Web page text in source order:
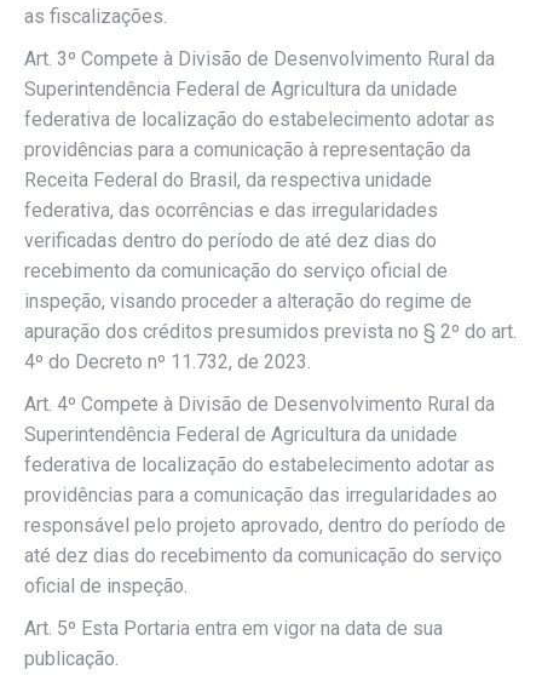
as fiscalizações.
Art. 3º Compete à Divisão de Desenvolvimento Rural da
Superintendência Federal de Agricultura da unidade
federativa de localização do estabelecimento adotar as
providências para a comunicação à representação da
Receita Federal do Brasil, da respectiva unidade
federativa, das ocorrências e das irregularidades
verificadas dentro do período de até dez dias do
recebimento da comunicação do serviço oficial de
inspeção, visando proceder a alteração do regime de
apuração dos créditos presumidos prevista no § 2º do art.
4º do Decreto nº 11.732, de 2023.
Art. 4º Compete à Divisão de Desenvolvimento Rural da
Superintendência Federal de Agricultura da unidade
federativa de localização do estabelecimento adotar as
providências para a comunicação das irregularidades ao
responsável pelo projeto aprovado, dentro do período de
até dez dias do recebimento da comunicação do serviço
oficial de inspeção.
Art. 5º Esta Portaria entra em vigor na data de sua
publicação.